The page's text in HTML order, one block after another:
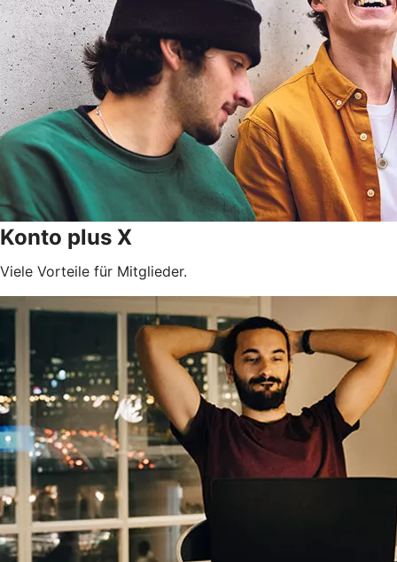
Konto plus X
Viele Vorteile für Mitglieder.